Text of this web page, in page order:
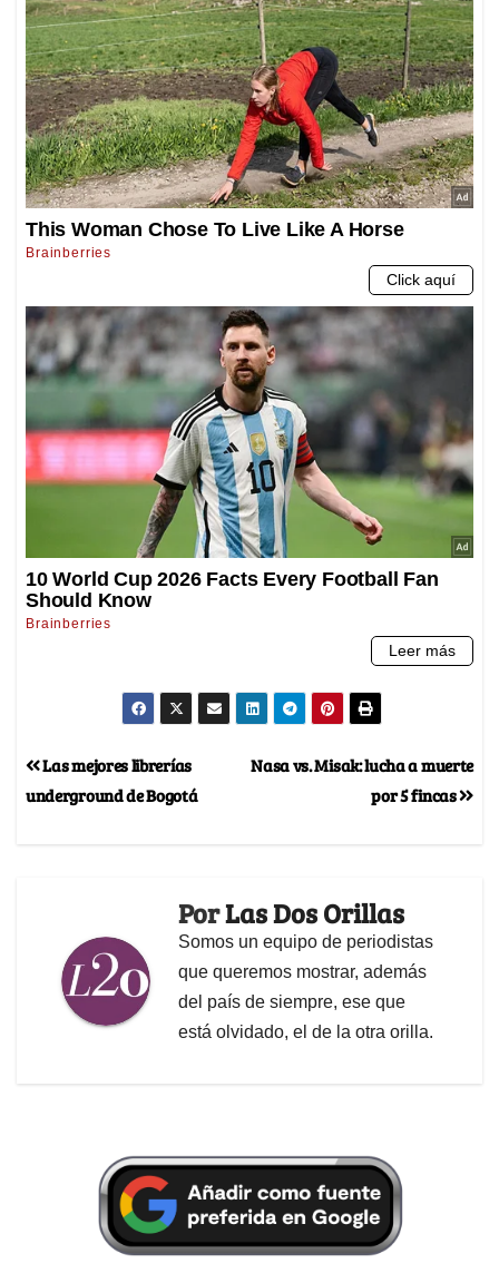
Nasa vs. Misak: lucha a muerte
por 5 fincas
Las mejores librerías
underground de Bogotá
PorLas Dos Orillas
Somos un equipo de periodistas
que queremos mostrar, además
del país de siempre, ese que
está olvidado, el de la otra orilla.